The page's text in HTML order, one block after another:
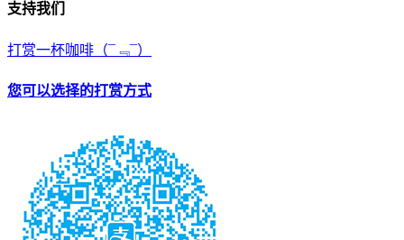
支持我们
打赏一杯咖啡 （¯﹃¯）
您可以选择的打赏方式